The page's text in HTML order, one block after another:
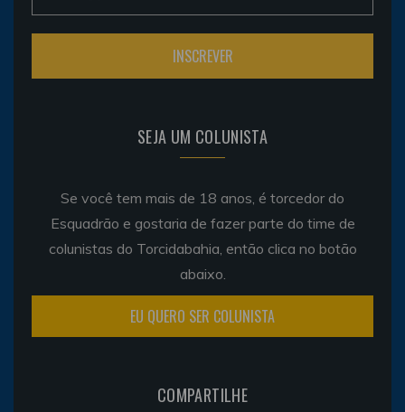
SEJA UM COLUNISTA
Se você tem mais de 18 anos, é torcedor do
Esquadrão e gostaria de fazer parte do time de
colunistas do Torcidabahia, então clica no botão
abaixo.
EU QUERO SER COLUNISTA
COMPARTILHE